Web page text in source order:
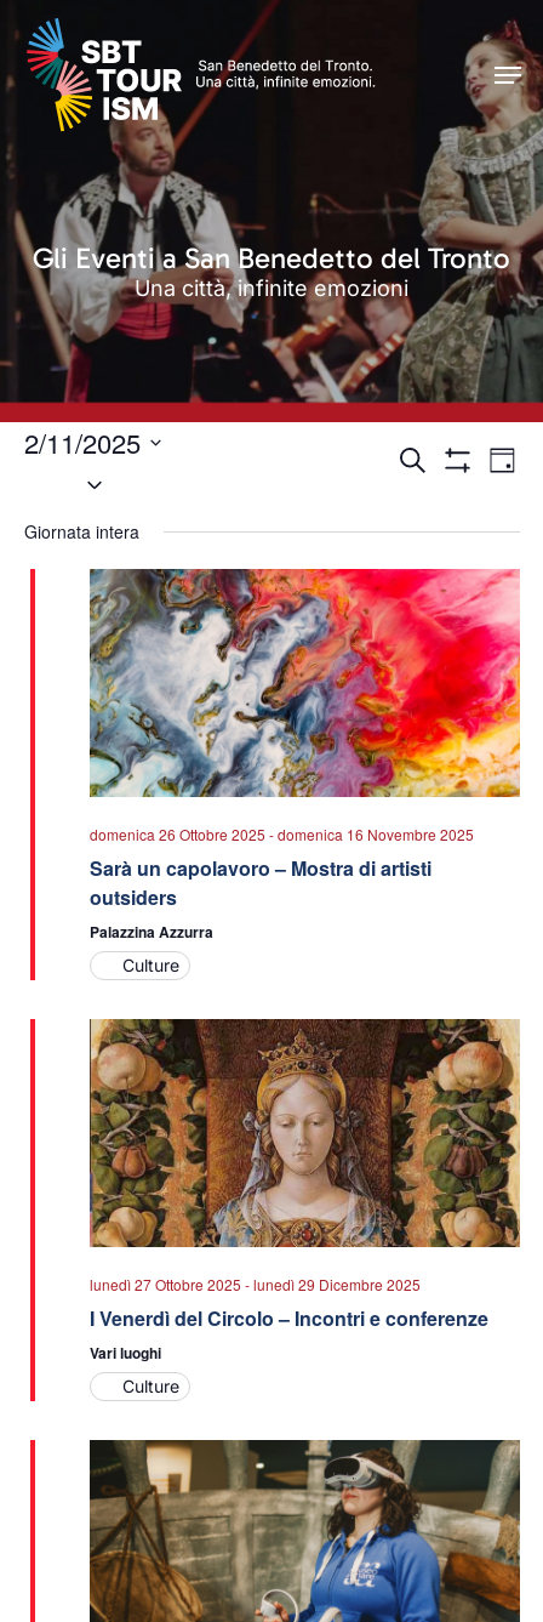
Skip
main
content
Gli Eventi a San Benedetto del Tronto
Una città, infinite emozioni
Eventi
e
viste
Cerca
2/11/2025
Seleziona
Giornata intera
domenica 26 Ottobre 2025 -domenica 16 Novembre 2025
Sarà un capolavoro – Mostra di artisti
outsiders
Palazzina Azzurra
Culture
lunedì 27 Ottobre 2025 -lunedì 29 Dicembre 2025
I Venerdì del Circolo – Incontri e conferenze
Vari luoghi
Culture